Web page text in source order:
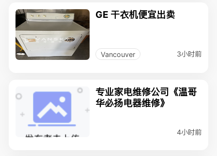
GE 干衣机便宜出卖
Vancouver 3小时前
专业家电维修公司《温哥
华必扬电器维修》
4小时前